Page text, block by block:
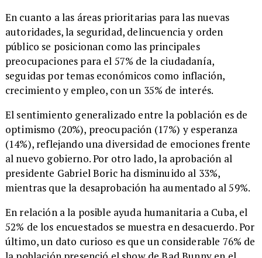
En cuanto a las áreas prioritarias para las nuevas
autoridades, la seguridad, delincuencia y orden
público se posicionan como las principales
preocupaciones para el 57% de la ciudadanía,
seguidas por temas económicos como inflación,
crecimiento y empleo, con un 35% de interés.
El sentimiento generalizado entre la población es de
optimismo (20%), preocupación (17%) y esperanza
(14%), reflejando una diversidad de emociones frente
al nuevo gobierno. Por otro lado, la aprobación al
presidente Gabriel Boric ha disminuido al 33%,
mientras que la desaprobación ha aumentado al 59%.
En relación a la posible ayuda humanitaria a Cuba, el
52% de los encuestados se muestra en desacuerdo. Por
último, un dato curioso es que un considerable 76% de